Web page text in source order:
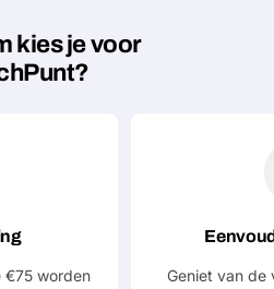
kies je voor
€75 worden
Geniet van de